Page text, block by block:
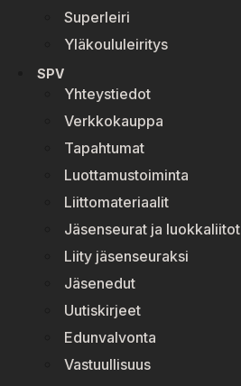
Superleiri
Yläkoululeiritys
SPV
Yhteystiedot
Verkkokauppa
Tapahtumat
Luottamustoiminta
Liittomateriaalit
Jäsenseurat ja luokkaliitot
Liity jäsenseuraksi
Jäsenedut
Uutiskirjeet
Edunvalvonta
Vastuullisuus